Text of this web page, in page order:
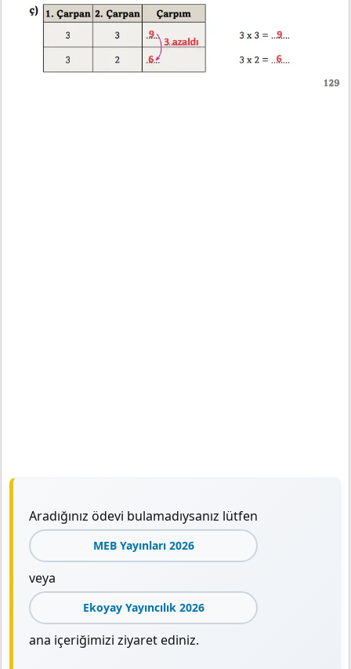
Aradığınız ödevi bulamadıysanız lütfen
MEB Yayınları 2026
veya
Ekoyay Yayıncılık 2026
ana içeriğimizi ziyaret ediniz.